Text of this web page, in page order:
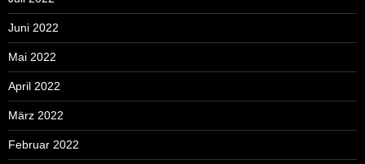
Juni 2022
Mai 2022
April 2022
März 2022
Februar 2022